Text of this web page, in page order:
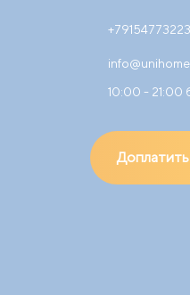
+79154773223
10:00 - 21:00
Доплатить